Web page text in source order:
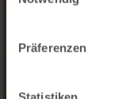
Präferenzen